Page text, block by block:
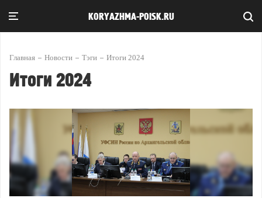
KORYAZHMA-POISK.RU
Главная Новости Тэги Итоги 2024
Итоги 2024